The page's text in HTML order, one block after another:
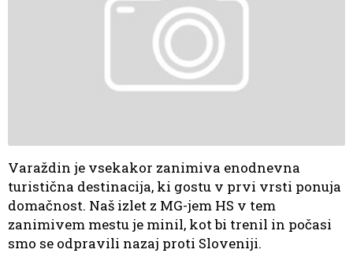
Varaždin je vsekakor zanimiva enodnevna
turistična destinacija, ki gostu v prvi vrsti ponuja
domačnost. Naš izlet z MG-jem HS v tem
zanimivem mestu je minil, kot bi trenil in počasi
smo se odpravili nazaj proti Sloveniji.